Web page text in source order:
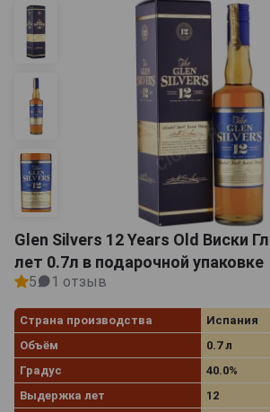
Glen Silvers 12 Years Old Виски
лет 0.7л в подарочной упаковке
5 1 отзыв
Страна производства
Испания
Объём
0.7 л
Градус
40.0%
Выдержка лет
12